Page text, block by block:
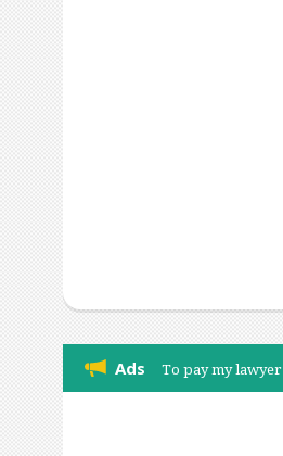
Ads To pay my lawyer